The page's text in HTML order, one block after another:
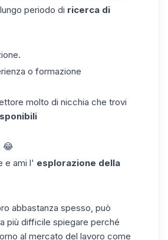
periodo di ricerca di
o formazione
molto di nicchia che trovi
😂
e ami l' esplorazione della
abbastanza spesso, può
più difficile spiegare perché
al mercato del lavoro come